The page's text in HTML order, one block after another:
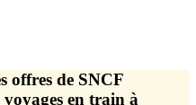
offres de SNCF
en train à